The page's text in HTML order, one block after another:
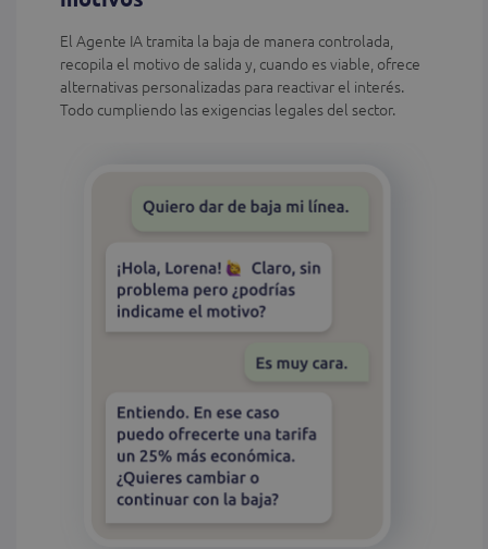
El Agente IA tramita la baja de manera controlada,
recopila el motivo de salida y, cuando es viable, ofrece
alternativas personalizadas para reactivar el interés.
Todo cumpliendo las exigencias legales del sector.